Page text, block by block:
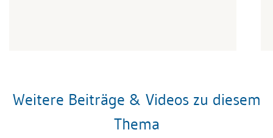
Weitere Beiträge & Videos zu diesem
Thema